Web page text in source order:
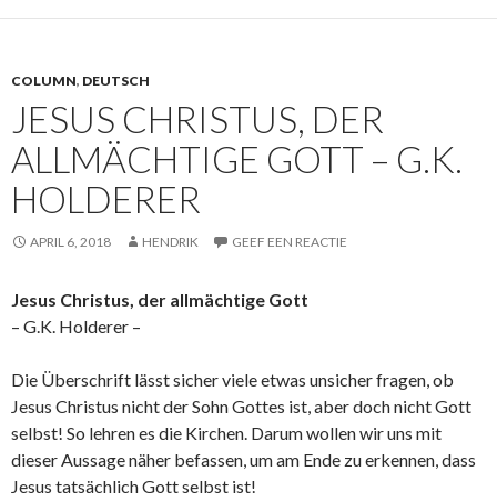
COLUMN, DEUTSCH
JESUS CHRISTUS, DER
ALLMÄCHTIGE GOTT – G.K.
HOLDERER
APRIL 6, 2018 HENDRIK GEEF EEN REACTIE
Jesus Christus, der allmächtige Gott
– G.K. Holderer –
Die Überschrift lässt sicher viele etwas unsicher fragen, ob
Jesus Christus nicht der Sohn Gottes ist, aber doch nicht Gott
selbst! So lehren es die Kirchen. Darum wollen wir uns mit
dieser Aussage näher befassen, um am Ende zu erkennen, dass
Jesus tatsächlich Gott selbst ist!